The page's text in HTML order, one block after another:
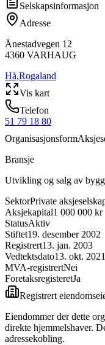
Selskapsinformasjon
Adresse
Ånestadvegen 12
4360 VARHAUG
Hå,Rogaland
Vis kart
Telefon
51 79 18 80
Organisasjonsform
Bransje
Utvikling og salg av
SektorPrivate
Aksjekapital1 000 000 kr
StatusAktiv
Stiftet19. desember 2002
Registrert13. jan. 2003
Vedtektsdato13. okt. 2021
MVA-registrertNei
ForetaksregisteretJa
Registrert
Eiendommer der dette
direkte hjemmelshaver.
adressekobling.